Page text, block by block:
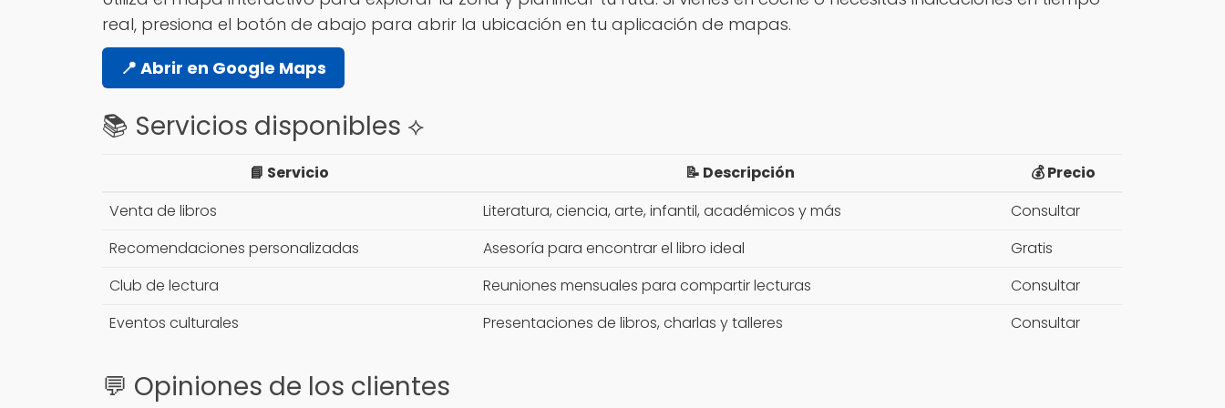
real, presiona el botón de abajo para abrir la ubicación en tu aplicación de mapas.
📍 Abrir en Google Maps
📚 Servicios disponibles ⟡
📘 Servicio 📝 Descripción
💰 Precio
Venta de libros
Literatura, ciencia, arte, infantil, académicos y más
Consultar
Recomendaciones personalizadas
Asesoría para encontrar el libro ideal
Gratis
Club de lectura
Reuniones mensuales para compartir lecturas
Consultar
Eventos culturales
Presentaciones de libros, charlas y talleres Consultar
💬 Opiniones de los clientes